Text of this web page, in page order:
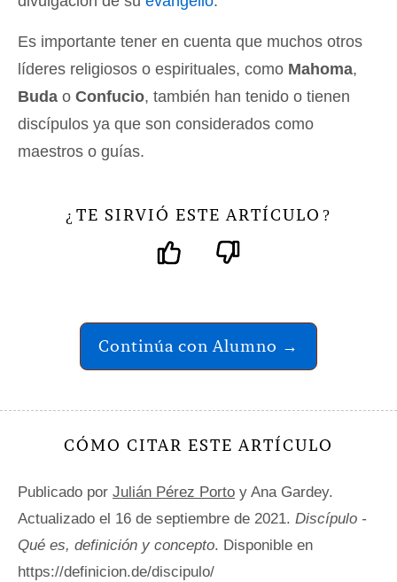
Es importante tener en cuenta que muchos otros
líderes religiosos o espirituales, como Mahoma,
Buda o Confucio, también han tenido o tienen
discípulos ya que son considerados como
maestros o guías.
¿ TE SIRVIÓ ESTE ARTÍCULO ?
Continúa con Alumno →
CÓMO CITAR ESTE ARTÍCULO
Publicado por Julián Pérez Porto y Ana Gardey.
Actualizado el 16 de septiembre de 2021. Discípulo -
Qué es, definición y concepto. Disponible en
https://definicion.de/discipulo/